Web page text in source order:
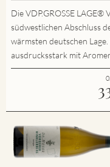
Die VDP.GROSSE LAGE®
südwestlichen Abschluss
wärmsten deutschen
ausdrucksstark mit